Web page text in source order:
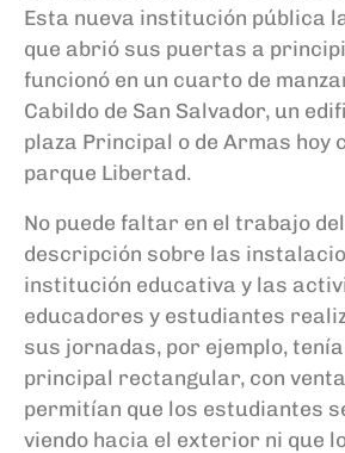
Esta nueva institución pública
que abrió sus puertas a
funcionó en un cuarto de
Cabildo de San Salvador, un
plaza Principal o de Armas hoy
parque Libertad.
No puede faltar en el trabajo
descripción sobre las
institución educativa y las
educadores y estudiantes
sus jornadas, por ejemplo,
principal rectangular, con
permitían que los estudiantes
viendo hacia el exterior ni que